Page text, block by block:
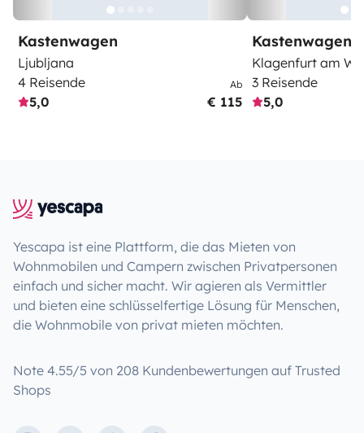
Kastenwagen
Ljubljana
4 Reisende
5,0
Ab
€ 115
Kastenwagen
Klagenfurt am
3 Reisende
5,0
Yescapa ist eine Plattform, die das Mieten von
Wohnmobilen und Campern zwischen Privatpersonen
einfach und sicher macht. Wir agieren als Vermittler
und bieten eine schlüsselfertige Lösung für Menschen,
die Wohnmobile von privat mieten möchten.
Note 4.55/5 von 208 Kundenbewertungen auf Trusted
Shops